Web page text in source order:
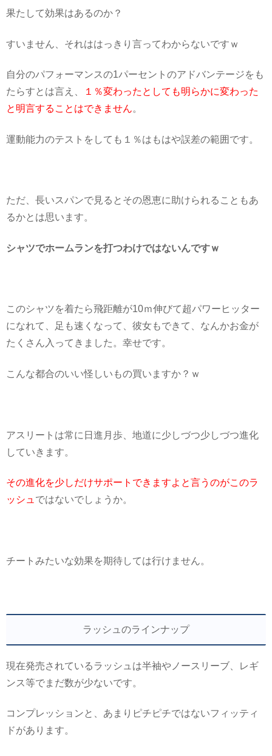
果たして効果はあるのか？
すいません、それははっきり言ってわからないですｗ
自分のパフォーマンスの1パーセントのアドバンテージをも
たらすとは言え、
１％変わったとしても明らかに変わった
と明言することはできません。
運動能力のテストをしても１％はもはや誤差の範囲です。
ただ、長いスパンで見るとその恩恵に助けられることもあ
るかとは思います。
シャツでホームランを打つわけではないんですｗ
このシャツを着たら飛距離が10ｍ伸びて超パワーヒッター
になれて、足も速くなって、彼女もできて、なんかお金が
たくさん入ってきました。幸せです。
こんな都合のいい怪しいもの買いますか？ｗ
アスリートは常に日進月歩、地道に少しづつ少しづつ進化
していきます。
その進化を少しだけサポートできますよと言うのがこのラ
ッシュ ではないでしょうか。
チートみたいな効果を期待しては行けません。
ラッシュのラインナップ
現在発売されているラッシュは半袖やノースリーブ、レギ
ンス等でまだ数が少ないです。
コンプレッションと、あまりピチピチではないフィッティ
ドがあります。